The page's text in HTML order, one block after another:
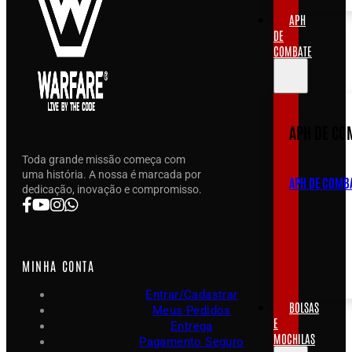
APH
DE
COMBATE
APH DE
APH DE
BOLSAS
E
MOCHILAS
Toda grande missão começa com
uma história. A nossa é marcada por
dedicação, inovação e compromisso.
MINHA CONTA
Entrar/Cadastrar
Meus Pedidos
Entrega
Pagamento Seguro